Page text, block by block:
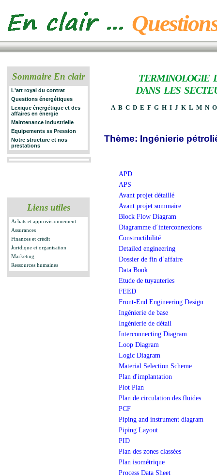
Sommaire En clair
L'art royal du contrat
Questions énergétiques
Lexique énergétique et des
affaires en énergie
Maintenance industrielle
Equipements ss Pression
Notre structure et nos
prestations
Liens utiles
Achats et approvisionnement
Assurances
Finances et crédit
Juridique et organisation
Marketing
Ressources humaines
TERMINOLOGIE
DANS LES
A B C D E F G H I J K L M N
Thème: Ingénierie
APD
APS
Avant projet détaillé
Avant projet sommaire
Block Flow Diagram
Diagramme d´interconnexions
Constructibilité
Detailed engineering
Dossier de fin d´affaire
Data Book
Etude de tuyauteries
FEED
Front-End Engineering Design
Ingénierie de base
Ingénierie de détail
Interconnecting Diagram
Loop Diagram
Logic Diagram
Material Selection Scheme
Plan d'implantation
Plot Plan
Plan de circulation des fluides
PCF
Piping and instrument diagram
Piping Layout
PID
Plan des zones classées
Plan isométrique
Process Data Sheet